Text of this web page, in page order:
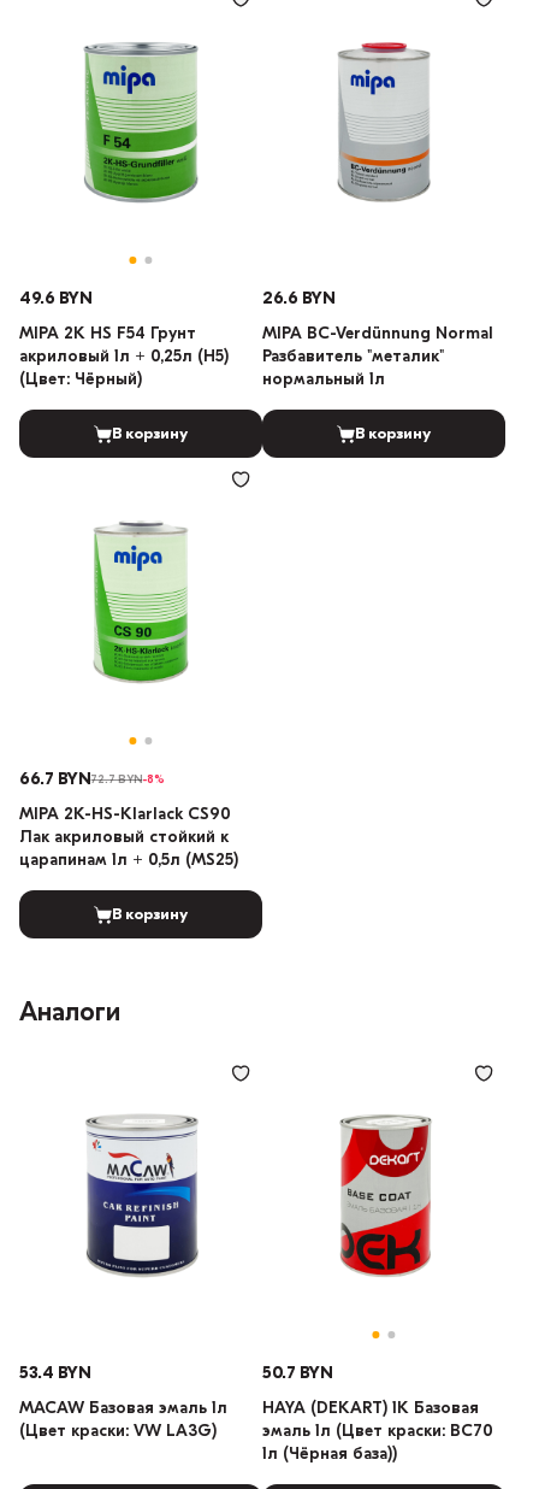
49.6 BYN
MIPA 2K HS F54 Грунт
акриловый 1л + 0,25л (H5)
(Цвет: Чёрный)
В корзину
26.6 BYN
MIPA BC-Verdünnung Normal
Разбавитель "металик"
нормальный 1л
В корзину
66.7 BYN72.7 BYN-8%
MIPA 2К-HS-Klarlack CS90
Лак акриловый стойкий к
царапинам 1л + 0,5л (MS25)
В корзину
Аналоги
53.4 BYN
MACAW Базовая эмаль 1л
(Цвет краски: VW LA3G)
50.7 BYN
HAYA (DEKART) 1К Базовая
эмаль 1л (Цвет краски: BC70
1л (Чёрная база))